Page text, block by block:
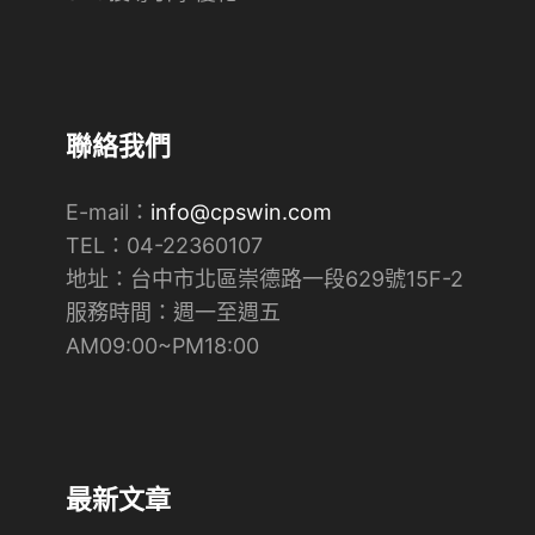
聯絡我們
E-mail： info@cpswin.com
TEL：04-22360107
地址：台中市北區崇德路一段629號15F-2
​服務時間：週一至週五
AM09:00~PM18:00
最新文章